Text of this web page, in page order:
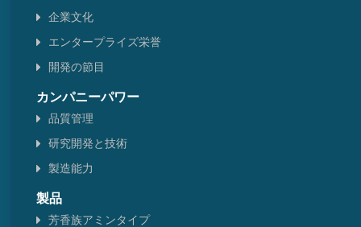
チアゾール型
ベンゼンタイプ
企業文化
エンタープライズ栄誉
開発の節目
カンパニーパワー
品質管理
研究開発と技術
製造能力
製品
芳香族アミンタイプ